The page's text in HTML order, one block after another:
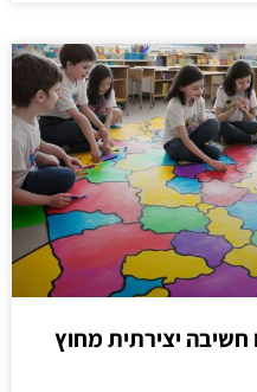
חשיבה יצירתית מחוץ